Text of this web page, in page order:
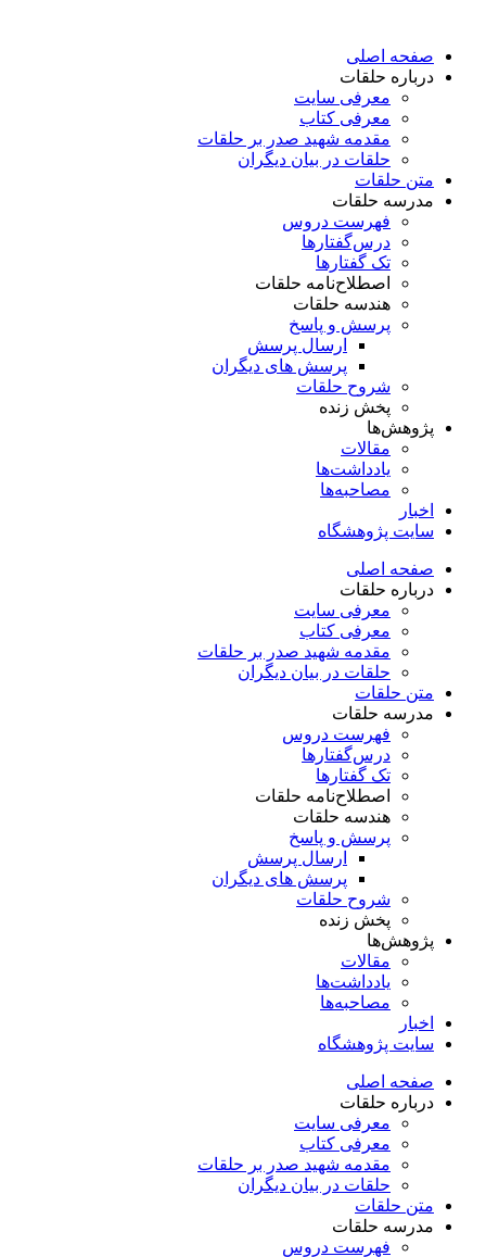
محتوا
صفحه اصلی
درباره حلقات
معرفی سایت
معرفی کتاب
مقدمه شهید صدر بر حلقات
حلقات در بیان دیگران
متن حلقات
مدرسه حلقات
فهرست دروس
درس‌گفتار‌ها
تک گفتارها
اصطلاح‌نامه حلقات
هندسه حلقات
پرسش و پاسخ
ارسال پرسش
پرسش های دیگران
شروح حلقات
پخش زنده
پژوهش‌ها
مقالات
یادداشت‌ها
مصاحبه‌ها
اخبار
سایت پژوهشگاه
صفحه اصلی
درباره حلقات
معرفی سایت
معرفی کتاب
مقدمه شهید صدر بر حلقات
حلقات در بیان دیگران
متن حلقات
مدرسه حلقات
فهرست دروس
درس‌گفتار‌ها
تک گفتارها
اصطلاح‌نامه حلقات
هندسه حلقات
پرسش و پاسخ
ارسال پرسش
پرسش های دیگران
شروح حلقات
پخش زنده
پژوهش‌ها
مقالات
یادداشت‌ها
مصاحبه‌ها
اخبار
سایت پژوهشگاه
صفحه اصلی
درباره حلقات
معرفی سایت
معرفی کتاب
مقدمه شهید صدر بر حلقات
حلقات در بیان دیگران
متن حلقات
مدرسه حلقات
فهرست دروس